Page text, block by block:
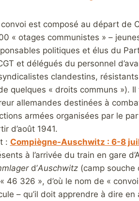
convoi est composé au départ de
« otages communistes » –
politiques et élus du
et délégués du personnel
clandestins,
quelques « droits communs »).
allemandes destinées à
armées organisées par le
d’août 1941.
: Compiègne-Auschwitz : 6-8
à l’arrivée du train en gare
d’Auschwitz(camp souche
46 326 », d’où le nom de «
– qu’il doit apprendre à dire